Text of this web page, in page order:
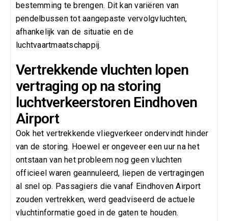
bestemming te brengen. Dit kan variëren van
pendelbussen tot aangepaste vervolgvluchten,
afhankelijk van de situatie en de
luchtvaartmaatschappij.
Vertrekkende vluchten lopen
vertraging op na storing
luchtverkeerstoren Eindhoven
Airport
Ook het vertrekkende vliegverkeer ondervindt hinder
van de storing. Hoewel er ongeveer een uur na het
ontstaan van het probleem nog geen vluchten
officieel waren geannuleerd, liepen de vertragingen
al snel op. Passagiers die vanaf Eindhoven Airport
zouden vertrekken, werd geadviseerd de actuele
vluchtinformatie goed in de gaten te houden.